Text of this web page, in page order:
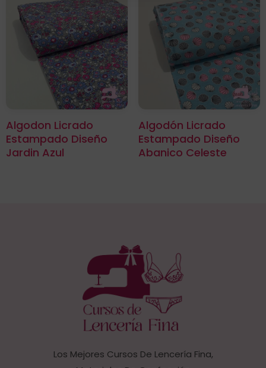
Algodon Licrado
Estampado Diseño
Jardin Azul
Algodón Licrado
Estampado Diseño
Abanico Celeste
Los Mejores Cursos De Lencería Fina,